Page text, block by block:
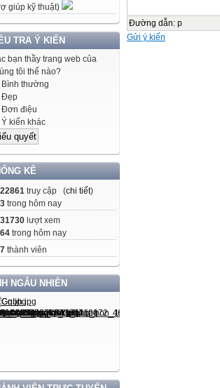
giúp kỹ thuật)
TRA Ý KIẾN
bạn thầy trang web của
tôi thế nào?
Bình thường
Đẹp
Đơn điệu
Ý kiến khác
KÊ
truy cập (chi tiết)
trong hôm nay
lượt xem
trong hôm nay
thành viên
NGẪU NHIÊN
Đường dẫn: p
Gửi ý kiến